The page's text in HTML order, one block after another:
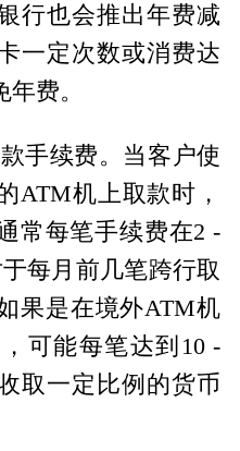
行也会推出年费减
一定次数或消费达
费。
手续费。当客户使
ATM机上取款时，
常每笔手续费在2 -
每月前几笔跨行取
果是在境外ATM机
可能每笔达到10 -
取一定比例的货币